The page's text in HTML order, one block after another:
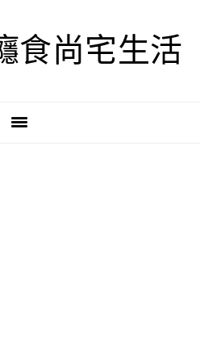
食尚宅生活